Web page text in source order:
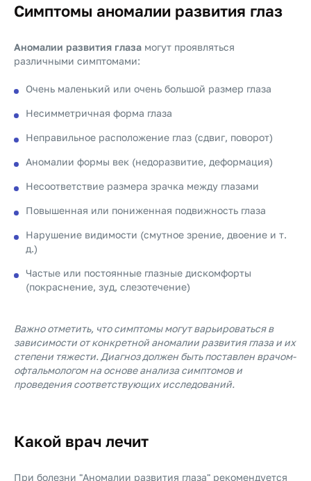
Симптомы аномалии развития глаз
Аномалии развития глаза могут проявляться
различными симптомами:
Очень маленький или очень большой размер глаза
Несимметричная форма глаза
Неправильное расположение глаз (сдвиг, поворот)
Аномалии формы век (недоразвитие, деформация)
Несоответствие размера зрачка между глазами
Повышенная или пониженная подвижность глаза
Нарушение видимости (смутное зрение, двоение и т.
д.)
Частые или постоянные глазные дискомфорты
(покраснение, зуд, слезотечение)
Важно отметить, что симптомы могут варьироваться в
зависимости от конкретной аномалии развития глаза и их
степени тяжести. Диагноз должен быть поставлен врачом-
офтальмологом на основе анализа симптомов и
проведения соответствующих исследований.
Какой врач лечит
При болезни "Аномалии развития глаза" рекомендуется